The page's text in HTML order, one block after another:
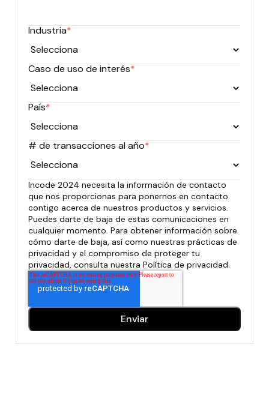
Industria*
Caso de uso de interés*
País*
# de transacciones al año*
Incode 2024 necesita la información de contacto
que nos proporcionas para ponernos en contacto
contigo acerca de nuestros productos y servicios.
Puedes darte de baja de estas comunicaciones en
cualquier momento. Para obtener información sobre
cómo darte de baja, así como nuestras prácticas de
privacidad y el compromiso de proteger tu
privacidad, consulta nuestra Política de privacidad.